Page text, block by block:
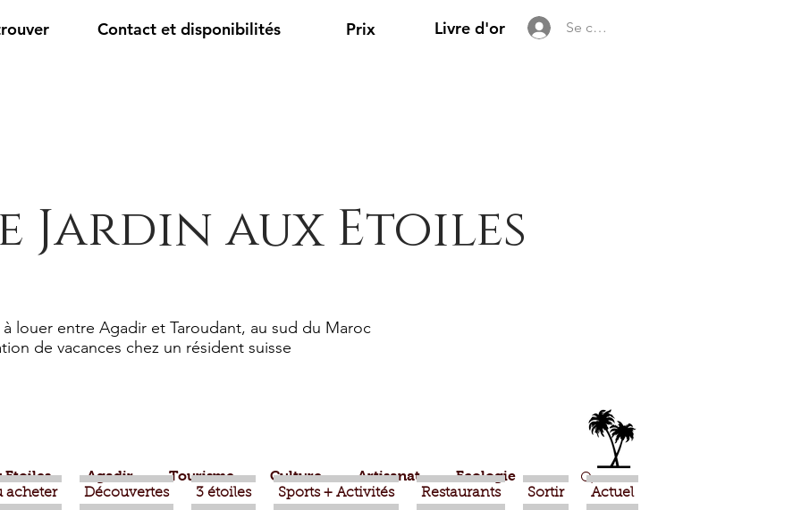
Contact et disponibilités Prix Livre d'or Se connecter
Jardin aux Etoiles
à louer entre Agadir et Taroudant, au sud du Maroc
de vacances chez un résident suisse
acheter Découvertes 3 étoiles Sports + Activités Restaurants Sortir Actuel
Etoiles Agadir Tourisme Culture Artisanat Ecologie